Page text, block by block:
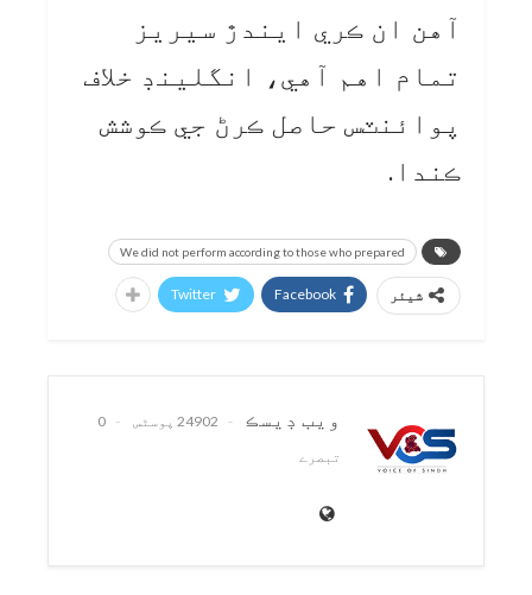
آهن ان ڪري ايندڙ سيريز
تمام اهم آهي، انگلينڊ خلاف
پوائنٽس حاصل ڪرڻ جي ڪوشش
ڪندا.
We did not perform according to those who prepared
شیئر Facebook
Twitter
ويب ڊيسڪ 24902 پوسٹس
0
تبصرے